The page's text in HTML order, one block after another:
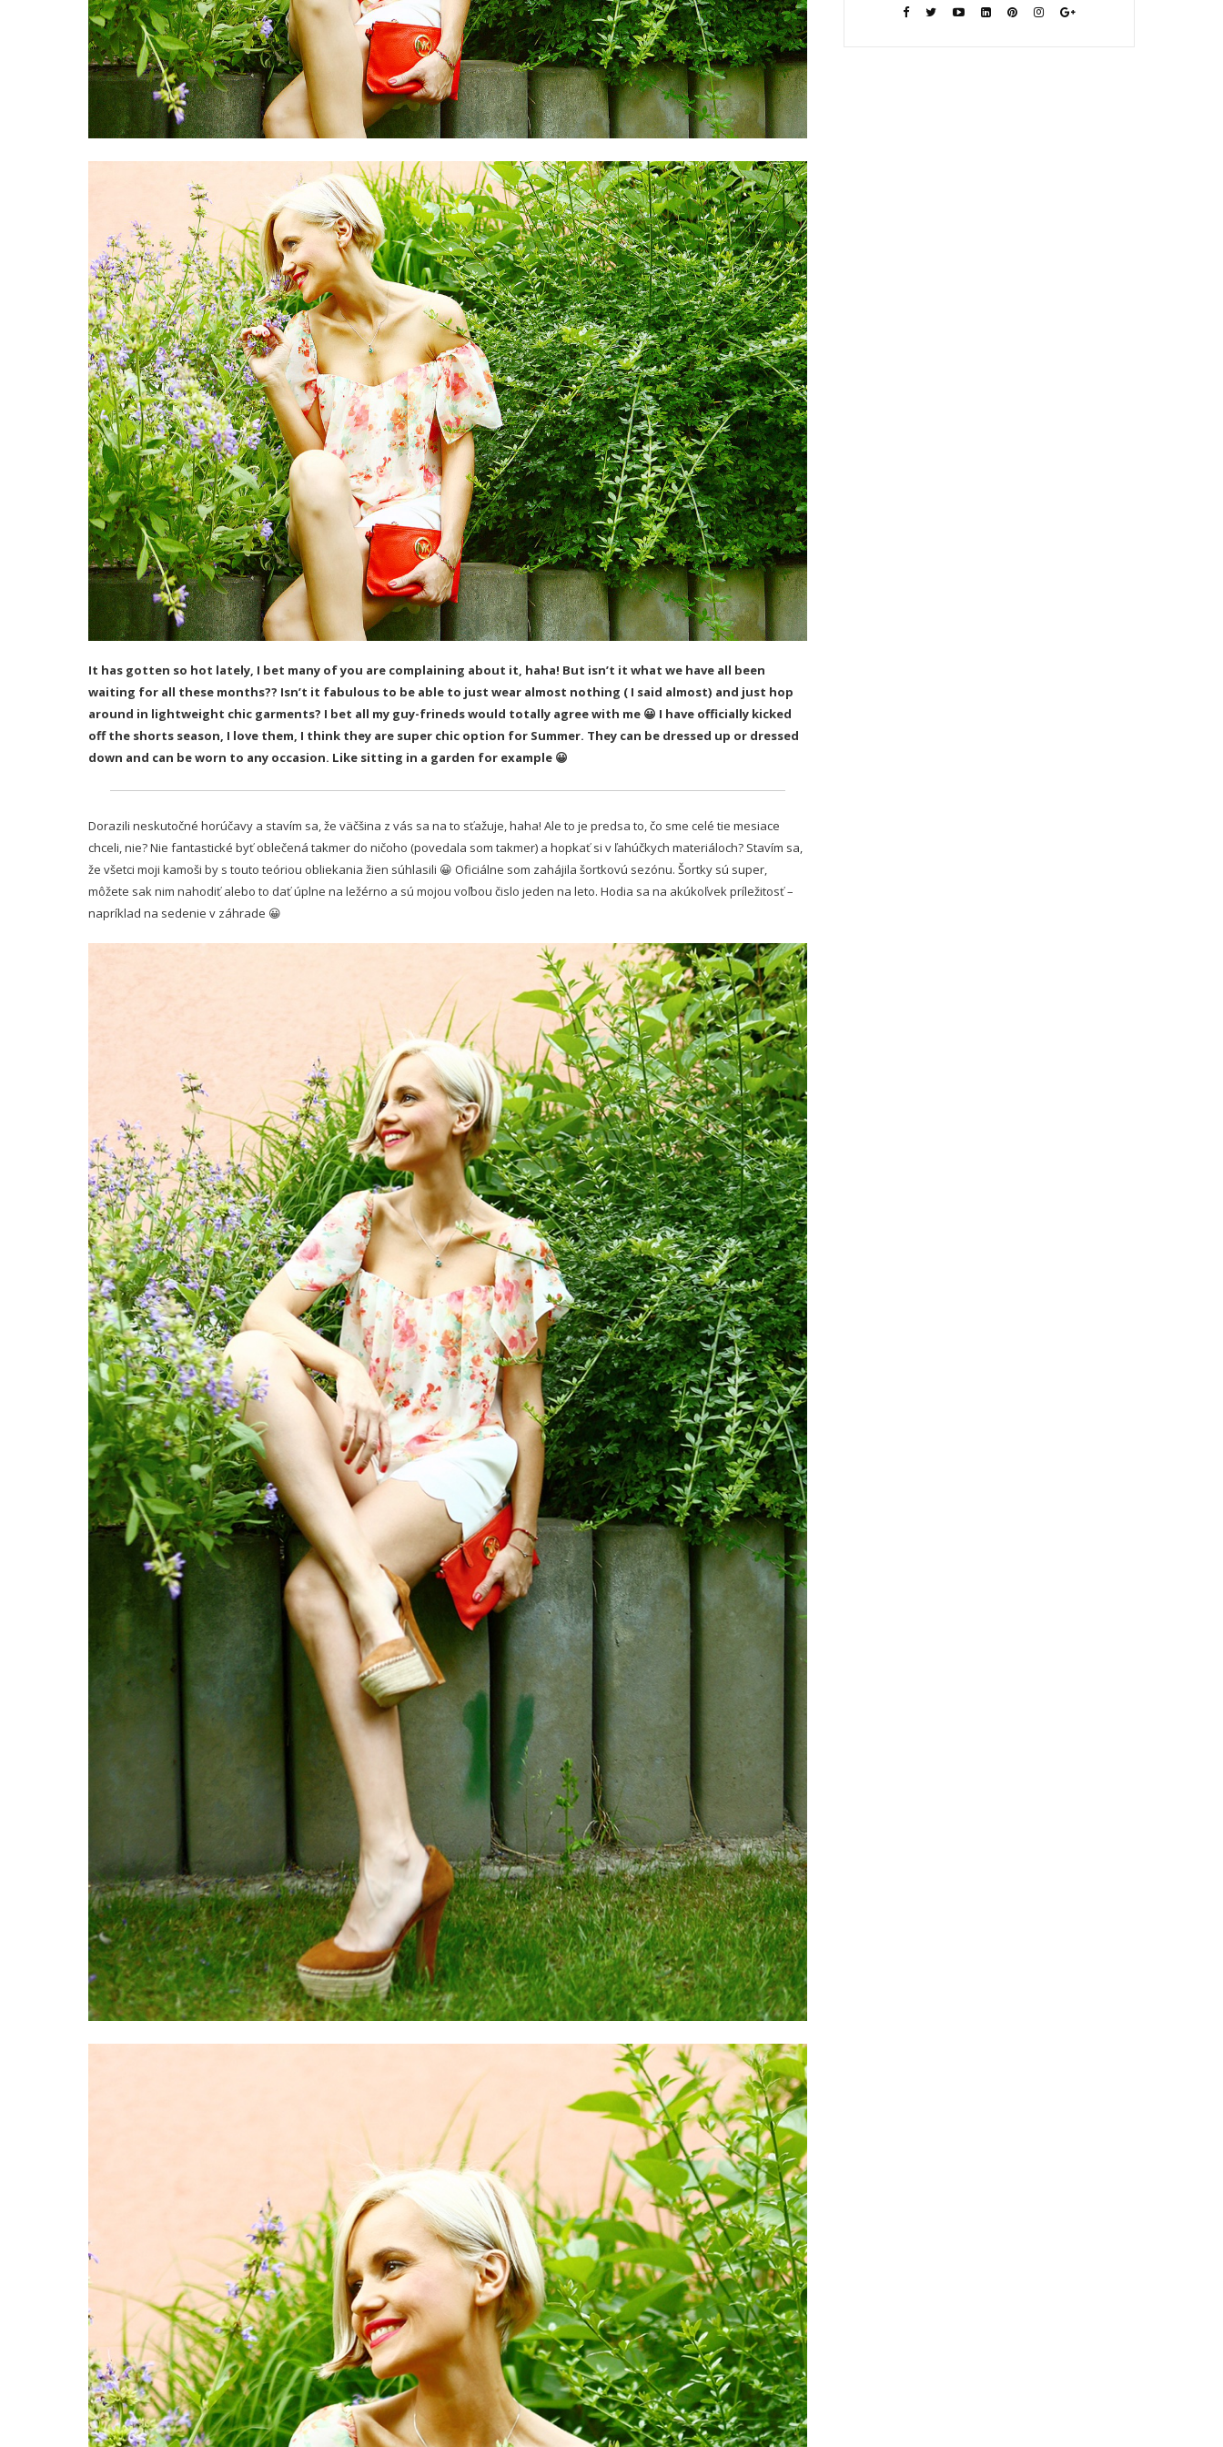
It has gotten so hot lately, I bet many of you are complaining about it, haha! But isn’t it what we have all been
waiting for all these months?? Isn’t it fabulous to be able to just wear almost nothing ( I said almost) and just hop
around in lightweight chic garments? I bet all my guy-frineds would totally agree with me 😀 I have officially kicked
off the shorts season, I love them, I think they are super chic option for Summer. They can be dressed up or dressed
down and can be worn to any occasion. Like sitting in a garden for example 😀
Dorazili neskutočné horúčavy a stavím sa, že väčšina z vás sa na to sťažuje, haha! Ale to je predsa to, čo sme celé tie mesiace
chceli, nie? Nie fantastické byť oblečená takmer do ničoho (povedala som takmer) a hopkať si v ľahúčkych materiáloch? Stavím sa,
že všetci moji kamoši by s touto teóriou obliekania žien súhlasili 😀 Oficiálne som zahájila šortkovú sezónu. Šortky sú super,
môžete sak nim nahodiť alebo to dať úplne na ležérno a sú mojou voľbou čislo jeden na leto. Hodia sa na akúkoľvek príležitosť –
napríklad na sedenie v záhrade 😀